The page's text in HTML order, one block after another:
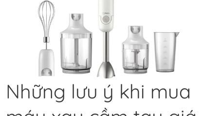
Những lưu ý khi mua